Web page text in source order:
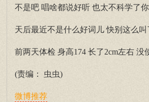
不是吧 唱啥都说好听 也太不科学了
天后最近不是什么好词儿 快别这么叫
前两天体检 身高174 长了2cm左右
(责编： 虫虫)
微博推荐